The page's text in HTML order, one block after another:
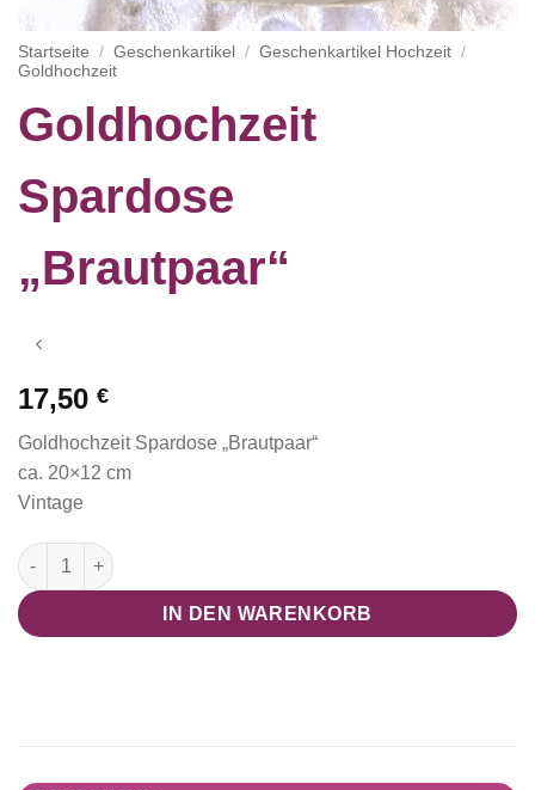
Startseite / Geschenkartikel / Geschenkartikel Hochzeit /
Goldhochzeit
Goldhochzeit
Spardose
„Brautpaar“
17,50 €
Goldhochzeit Spardose „Brautpaar“
ca. 20×12 cm
Vintage
Goldhochzeit Spardose "Brautpaar" Menge
IN DEN WARENKORB